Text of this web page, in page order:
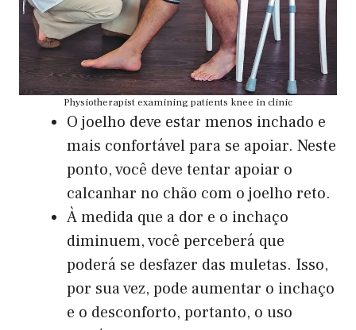
Physiotherapist examining patients knee in clinic
O joelho deve estar menos inchado e
mais confortável para se apoiar. Neste
ponto, você deve tentar apoiar o
calcanhar no chão com o joelho reto.
À medida que a dor e o inchaço
diminuem, você perceberá que
poderá se desfazer das muletas. Isso,
por sua vez, pode aumentar o inchaço
e o desconforto, portanto, o uso